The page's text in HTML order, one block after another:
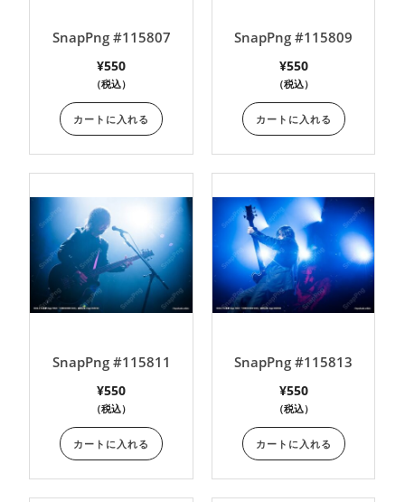
SnapPng #115807
¥550
（税込）
カートに入れる
SnapPng #115809
¥550
（税込）
カートに入れる
SnapPng #115811
¥550
（税込）
カートに入れる
SnapPng #115813
¥550
（税込）
カートに入れる